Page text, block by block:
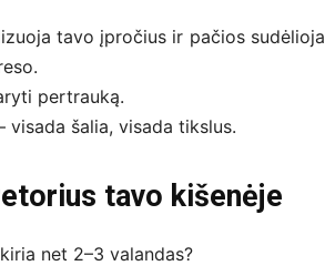
tavo įpročius ir pačios sudėlioja
pertrauką.
šalia, visada tikslus.
tavo kišenėje
net 2–3 valandas?